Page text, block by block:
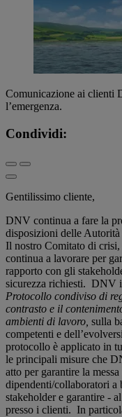
Comunicazione ai clienti
l’emergenza.
Condividi:
Gentilissimo cliente,
DNV continua a fare la
disposizioni delle Autorità
Il nostro Comitato di
continua a lavorare per
rapporto con gli
sicurezza richiesti. DNV
Protocollo condiviso di
contrasto e il
ambienti di lavoro, sulla
competenti e
protocollo è applicato in
le principali misure che
atto per garantire la
dipendenti/collaboratori
stakeholder e garantire -
presso i clienti. In